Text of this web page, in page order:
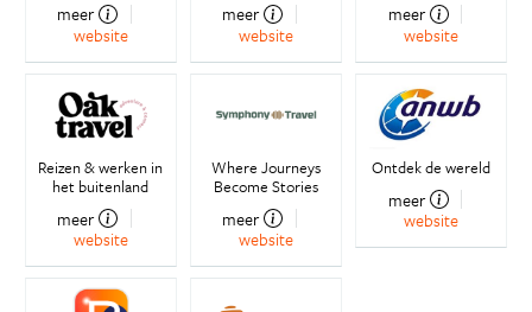
meer
website
meer
website
meer
website
Reizen & werken in
het buitenland
meer
website
Where Journeys
Become Stories
meer
website
Ontdek de wereld
meer
website